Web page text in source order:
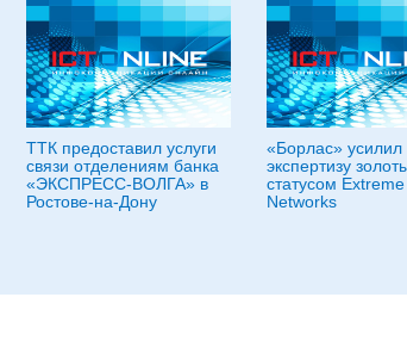
ТТК предоставил услуги
связи отделениям банка
«ЭКСПРЕСС-ВОЛГА» в
Ростове-на-Дону
«Борлас» усилил
экспертизу
статусом Extreme
Networks